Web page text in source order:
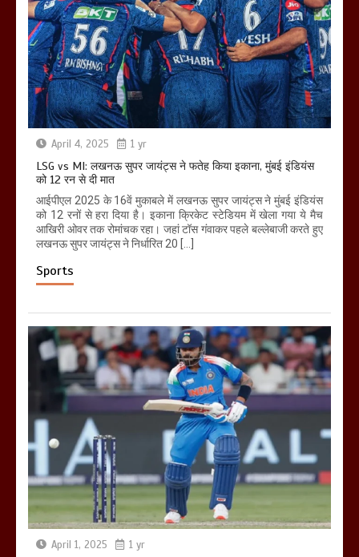
April 4, 2025 1 yr
LSG vs MI: लखनऊ सुपर जायंट्स ने फतेह किया इकाना, मुंबई इंडियंस
को 12 रन से दी मात
आईपीएल 2025 के 16वें मुकाबले में लखनऊ सुपर जायंट्स ने मुंबई इंडियंस
को 12 रनों से हरा दिया है। इकाना क्रिकेट स्टेडियम में खेला गया ये मैच
आखिरी ओवर तक रोमांचक रहा। जहां टॉस गंवाकर पहले बल्लेबाजी करते हुए
लखनऊ सुपर जायंट्स ने निर्धारित 20 […]
Sports
April 1, 2025 1 yr